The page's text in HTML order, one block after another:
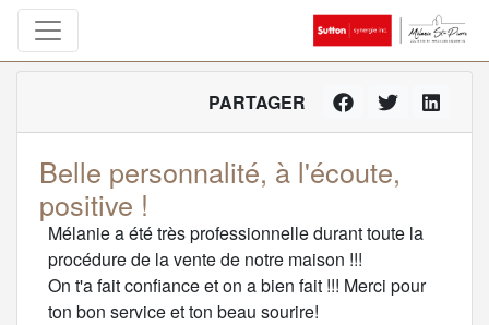
PARTAGER
Belle personnalité, à l'écoute,
positive !
Mélanie a été très professionnelle durant toute la
procédure de la vente de notre maison !!!
On t'a fait confiance et on a bien fait !!! Merci pour
ton bon service et ton beau sourire!